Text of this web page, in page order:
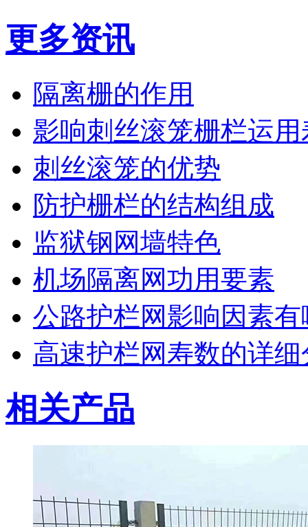
更多资讯
隔离栅的作用
影响刺丝滚笼栅栏运
刺丝滚笼的优势
防护栅栏的结构组成
监狱钢网墙特色
机场隔离网功用要素
公路护栏网影响因素
高速护栏网寿数的详细
相关产品